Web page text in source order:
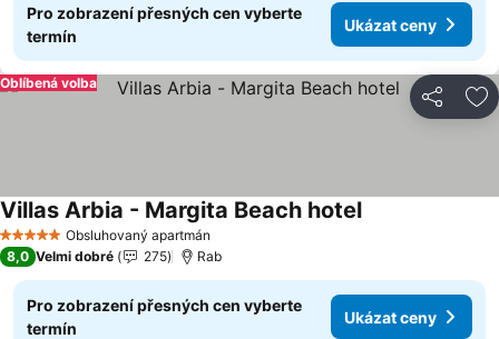
Pro zobrazení přesných cen vyberte
termín
Ukázat ceny
Sdílet
Oblíbená volba
5 Počet hvězdičekObsluhovaný apartmán
Villas Arbia - Margita Beach hotelUkázat ceny
8,0 Velmi dobré 275 Rab
Pro zobrazení přesných cen vyberte
termín
Ukázat ceny